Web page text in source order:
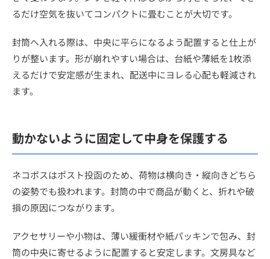
るだけ空気を抜いてコンパクトに畳むことが大切です。
封筒へ入れる際は、中央に平らになるよう配置すると仕上が
りが整います。形が崩れやすい場合は、台紙や薄紙を1枚添
えるだけで安定感が生まれ、配送中にヨレる心配も軽減され
ます。
動かないように固定して中身を保護する
ネコポスはポスト投函のため、荷物は横向き・縦向きどちら
の姿勢でも扱われます。封筒の中で商品が動くと、折れや破
損の原因につながります。
アクセサリーや小物は、薄い緩衝材や紙パッキンで包み、封
筒の中央に寄せるように配置すると安定します。文房具など